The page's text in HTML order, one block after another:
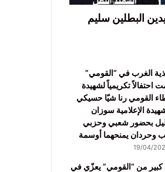
البطلين سليم
الغرب في “القومي”
احتفالاً تكريمياً لشهيدة
القومي رنا شيّا حسيكي
الإعلامية سوزان
بحضور شعبي وحزبي
وحردان يمنحهما أوسمة
19/04/
كبير من “القومي” يعزّي في